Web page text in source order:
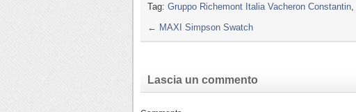
Tag: Gruppo Richemont Italia Vacheron Constantin
← MAXI Simpson Swatch
Lascia un commento